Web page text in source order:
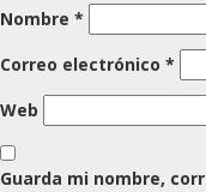
Nombre *
Correo electrónico *
Web
Guarda mi nombre,